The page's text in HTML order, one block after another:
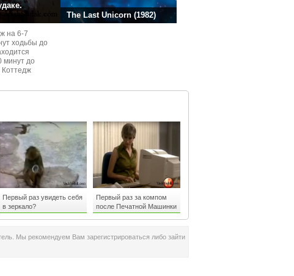
на 6-7
ходьбы до
минут до
Коттедж
The Last Unicorn (1982)
Первый раз увидеть себя
в зеркало?
Первый раз за компом
после Печатной Машинки
:)))
Мы рекомендуем Вам зарегистрироваться либо зайти